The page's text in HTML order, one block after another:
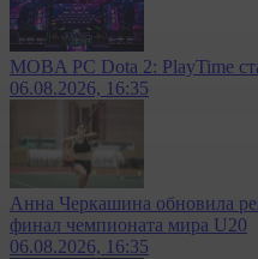
MOBA PC Dota 2: PlayTime
06.08.2026, 16:35
Анна Черкашина обновила
финал чемпионата мира U20
06.08.2026, 16:35